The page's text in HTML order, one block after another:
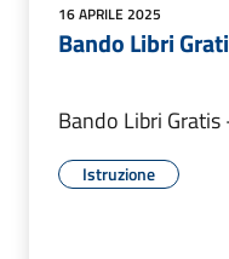
16 APRILE 2025
Bando Libri
Bando Libri Gratis
Istruzione